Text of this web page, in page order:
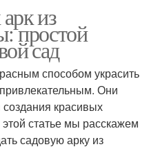
из
простой
сад
способом украсить
Они
красивых
статье мы расскажем
садовую арку из